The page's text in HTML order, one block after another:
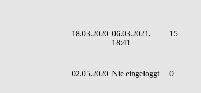
18.03.2020 06.03.2021,
18:41
15
02.05.2020 Nie eingeloggt 0